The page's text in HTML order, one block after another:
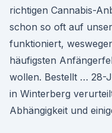
richtigen Cannabis-
schon so oft auf
funktioniert,
häufigsten
wollen. Bestellt … 28-
in Winterberg
Abhängigkeit und